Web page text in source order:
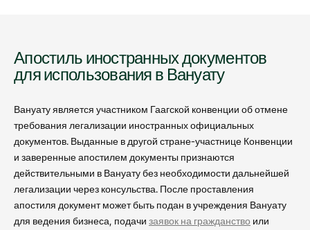
Апостиль иностранных документов
для использования в Вануату
Вануату является участником Гаагской конвенции об отмене
требования легализации иностранных официальных
документов. Выданные в другой стране-участнице Конвенции
и заверенные апостилем документы признаются
действительными в Вануату без необходимости дальнейшей
легализации через консульства. После проставления
апостиля документ может быть подан в учреждения Вануату
для ведения бизнеса, подачи заявок на гражданство или